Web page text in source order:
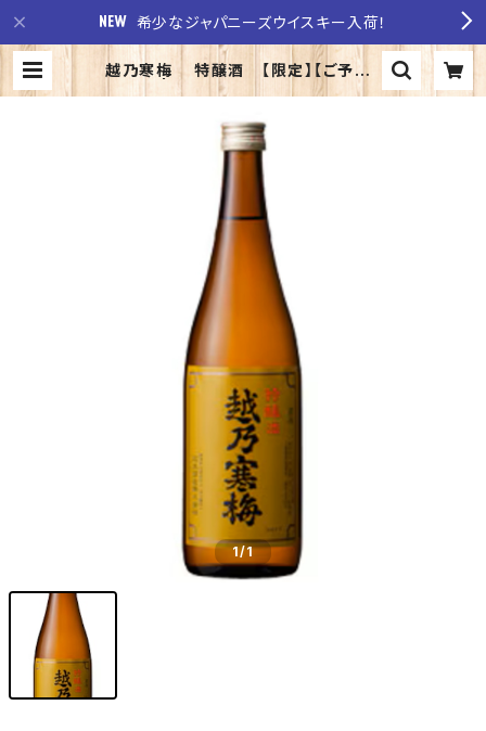
希少なジャパニーズウイスキー入荷！
越乃寒梅 特醸酒 【限定】【ご予約】
| 至福の酒 稲田酒店
1/1